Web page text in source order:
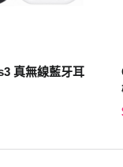
真無線藍牙耳